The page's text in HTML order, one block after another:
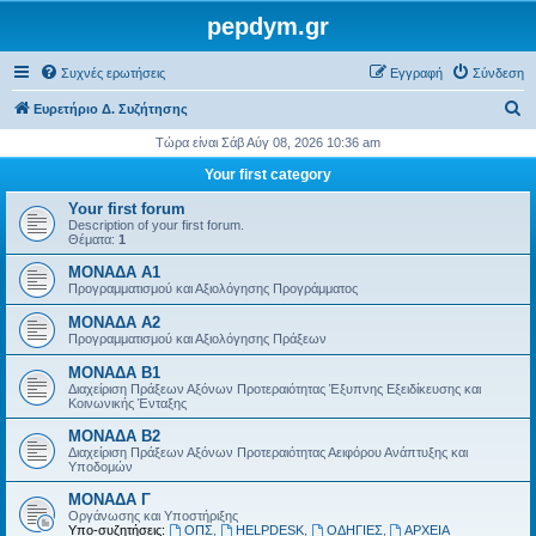
pepdym.gr
Συχνές ερωτήσεις Σύνδεση
Εγγραφή
Ευρετήριο Δ. Συζήτησης
ζ
τ
σ
Τώρα είναι Σάβ Αύγ 08, 2026 10:36 am
Your first category
Your first forum
Description of your first forum.
Θέματα: 1
ΜΟΝΑΔΑ Α1
Προγραμματισμού και Αξιολόγησης Προγράμματος
ΜΟΝΑΔΑ Α2
Προγραμματισμού και Αξιολόγησης Πράξεων
ΜΟΝΑΔΑ Β1
Διαχείριση Πράξεων Αξόνων Προτεραιότητας Έξυπνης Εξειδίκευσης και
Κοινωνικής Ένταξης
ΜΟΝΑΔΑ Β2
Διαχείριση Πράξεων Αξόνων Προτεραιότητας Αειφόρου Ανάπτυξης και
Υποδομών
ΜΟΝΑΔΑ Γ
Οργάνωσης και Υποστήριξης
Υπο-συζητήσεις:
ΟΠΣ HELPDESK, ΟΔΗΓΙΕΣ ΑΡΧΕΙΑ